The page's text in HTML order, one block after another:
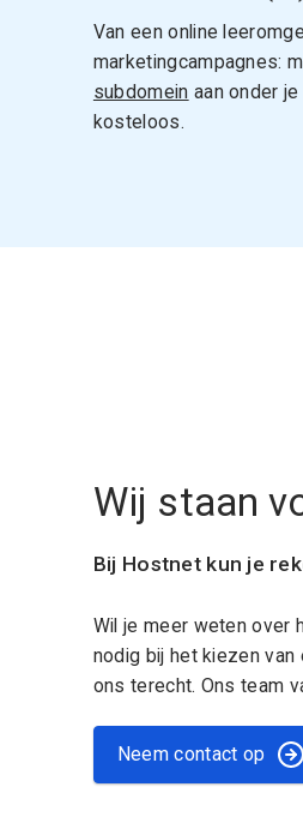
Van een online
marketingcampagnes:
subdomein aan onder
kosteloos.
Wij staan
Bij Hostnet kun je
Wil je meer weten over
nodig bij het kiezen
ons terecht. Ons team
Neem contact op